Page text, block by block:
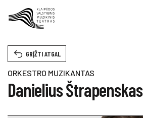
ORKESTRO MUZIKANTAS
Danielius Štrapenskas
GRĮŽTI ATGAL